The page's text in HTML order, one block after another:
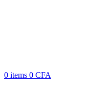
0 items 0 CFA